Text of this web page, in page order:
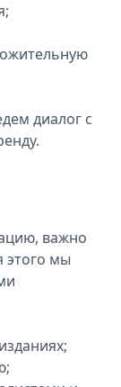
диалог с
важно
этого мы